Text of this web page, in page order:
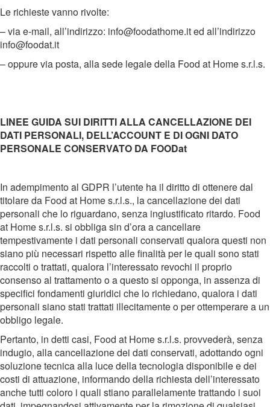
Le richieste vanno rivolte:
– via e-mail, all’indirizzo: info@foodathome.it ed all’indirizzo
info@foodat.it
– oppure via posta, alla sede legale della Food at Home s.r.l.s.
LINEE GUIDA SUI DIRITTI ALLA CANCELLAZIONE DEI
DATI PERSONALI, DELL’ACCOUNT E DI OGNI DATO
PERSONALE CONSERVATO DA FOODat
In adempimento al GDPR l’utente ha il diritto di ottenere dal
titolare da Food at Home s.r.l.s., la cancellazione dei dati
personali che lo riguardano, senza ingiustificato ritardo. Food
at Home s.r.l.s. si obbliga sin d’ora a cancellare
tempestivamente i dati personali conservati qualora questi non
siano più necessari rispetto alle finalità per le quali sono stati
raccolti o trattati, qualora l’interessato revochi il proprio
consenso al trattamento o a questo si opponga, in assenza di
specifici fondamenti giuridici che lo richiedano, qualora i dati
personali siano stati trattati illecitamente o per ottemperare a un
obbligo legale.
Pertanto, in detti casi, Food at Home s.r.l.s. provvederà, senza
indugio, alla cancellazione dei dati conservati, adottando ogni
soluzione tecnica alla luce della tecnologia disponibile e dei
costi di attuazione, informando della richiesta dell’interessato
anche tutti coloro i quali stiano parallelamente trattando i suoi